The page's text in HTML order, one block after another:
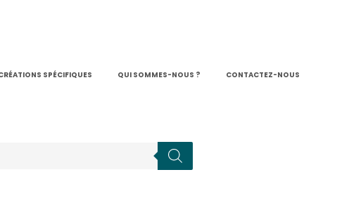
SPÉCIFIQUES QUI SOMMES-NOUS ? CONTACTEZ-NOUS